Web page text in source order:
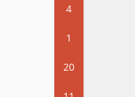
4
1
20